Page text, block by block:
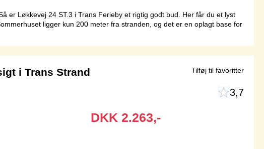
er Løkkevej 24 ST.3 i Trans Ferieby et rigtig godt bud. Her får du et lyst
ligger kun 200 meter fra stranden, og det er en oplagt base for
i Trans Strand
3,7
DKK 2.263,-
Tilføj til favoritter